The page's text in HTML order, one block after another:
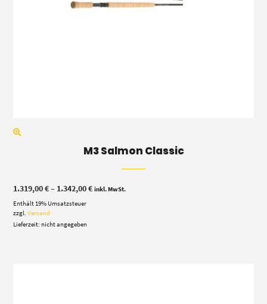
M3 Salmon Classic
1.319,00€– 1.342,00€Preisspanne:
inkl. MwSt.
Enthält 19% Umsatzsteuer
zzgl.Versand
Lieferzeit: nicht angegeben